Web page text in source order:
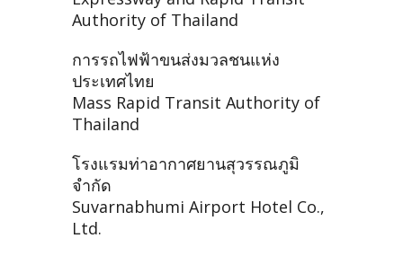
Authority of Thailand
การรถไฟฟ้าขนส่งมวลชนแห่ง
ประเทศไทย
Mass Rapid Transit Authority of
Thailand
โรงแรมท่าอากาศยานสุวรรณภูมิ
จำกัด
Suvarnabhumi Airport Hotel Co.,
Ltd.